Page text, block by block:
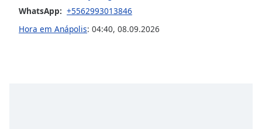
Opacity
WhatsApp: +5562993013846
Hora em Anápolis: 04:40, 08.09.2026